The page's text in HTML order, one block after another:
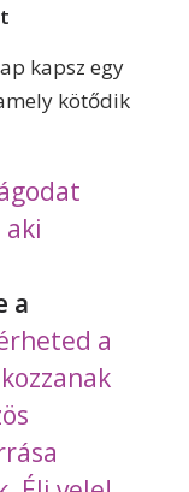
kapsz egy
kötődik
a
a